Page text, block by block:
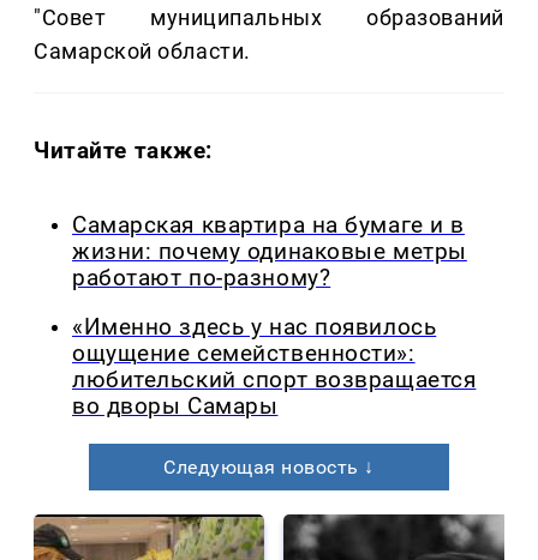
"Совет муниципальных образований
Самарской области.
Читайте также:
Самарская квартира на бумаге и в
жизни: почему одинаковые метры
работают по-разному?
«Именно здесь у нас появилось
ощущение семейственности»:
любительский спорт возвращается
во дворы Самары
Следующая новость ↓